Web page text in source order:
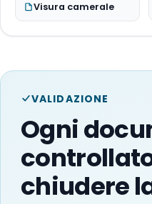
Visura camerale
VALIDAZIONE
Ogni
chiudere